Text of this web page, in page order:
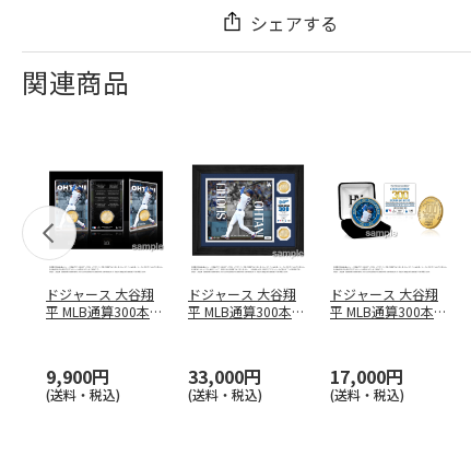
シェアする
関連商品
ドジャース 大谷翔
平 MLB通算300本塁
9,900円
(送料・税込)
ドジャース 大谷翔
平 MLB通算300本塁
33,000円
(送料・税込)
ドジャース 大谷翔
平 MLB通算300本塁
17,000円
(送料・税込)